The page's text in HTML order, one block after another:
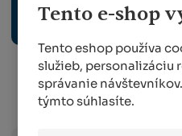
Tento e-shop
Tento eshop používa
služieb, personalizáciu
správanie
týmto súhlasíte.
ODBORNÉ PUBLIKÁCIE
Info o preprave: